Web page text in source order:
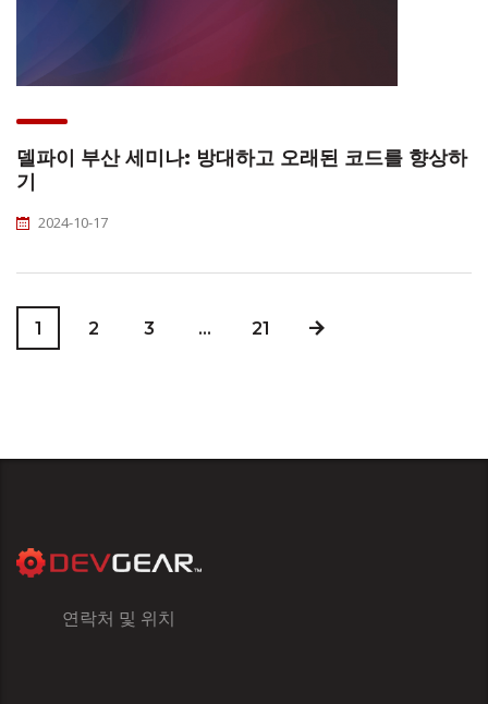
델파이 부산 세미나: 방대하고 오래된 코드를 향상하
기
2024-10-17
1 2 3 … 21
연락처 및 위치